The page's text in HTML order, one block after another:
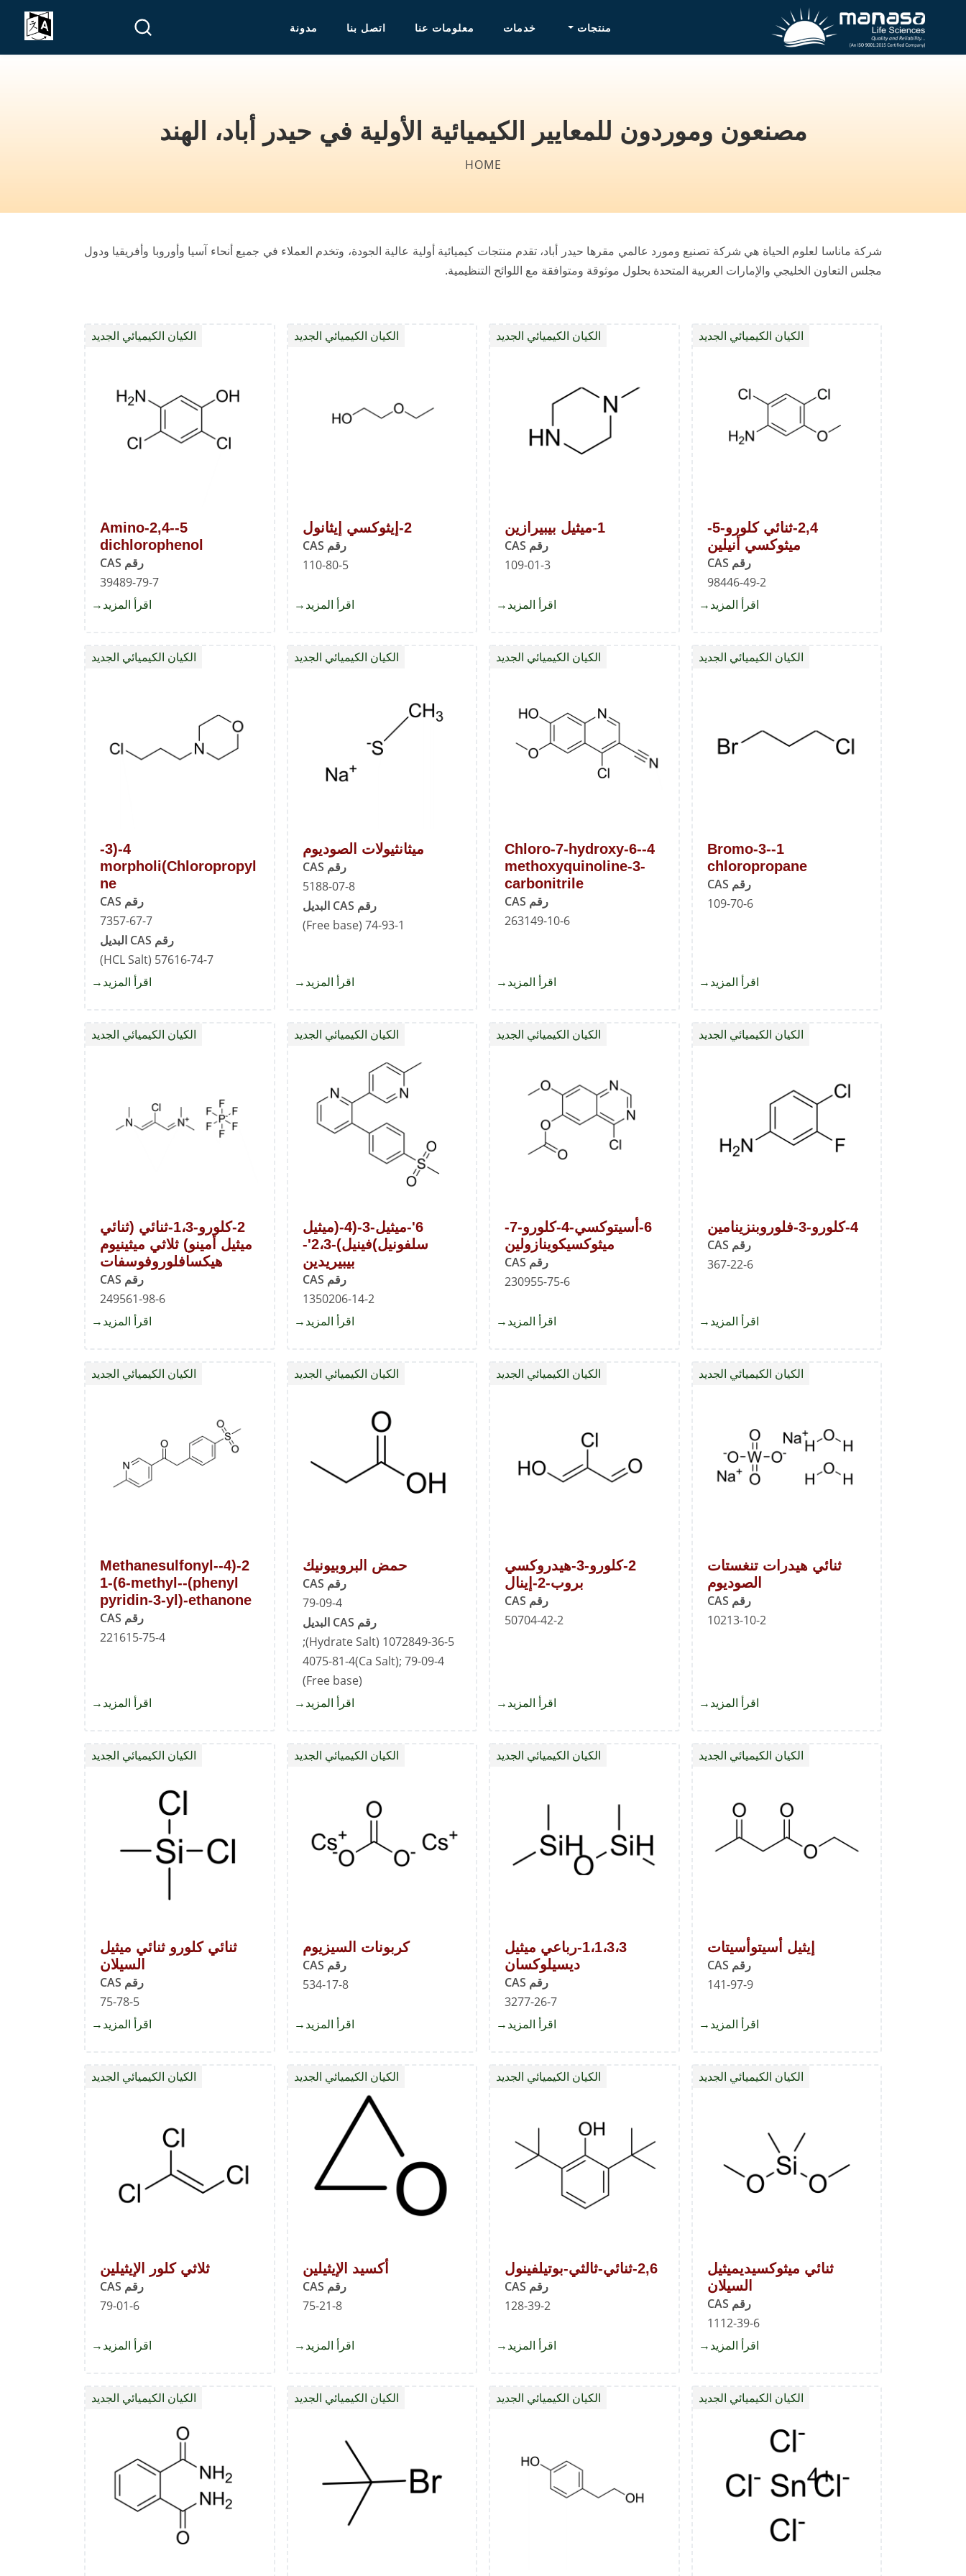
Main navigation
منتجات خدمات معلومات عنا اتصل بنا مدونة
مصنعون وموردون للمعايير الكيميائية الأولية في حيدر أباد، الهند
HOME
شركة ماناسا لعلوم الحياة هي شركة تصنيع ومورد عالمي مقرها حيدر أباد، تقدم منتجات كيميائية أولية عالية الجودة، وتخدم العملاء في جميع أنحاء آسيا وأوروبا وأفريقيا ودول
مجلس التعاون الخليجي والإمارات العربية المتحدة بحلول موثوقة ومتوافقة مع اللوائح التنظيمية.
2,4-ثنائي كلورو-5-
ميثوكسي أنيلين
رقم CAS
98446-49-2
الكيان الكيميائي الجديد
اقرأ المزيدabout
1-ميثيل بيبيرازين
رقم CAS
109-01-3
الكيان الكيميائي الجديد
اقرأ المزيدabout
بيبيرازين
2-إيثوكسي إيثانول
رقم CAS
110-80-5
الكيان الكيميائي الجديد
اقرأ المزيدabout
إيثانول
5-Amino-2,4-
dichlorophenol
رقم CAS
39489-79-7
الكيان الكيميائي الجديد
اقرأ المزيدabout
2,4-
1-Bromo-3-
chloropropane
رقم CAS
109-70-6
الكيان الكيميائي الجديد
اقرأ المزيدabout
3-
4-Chloro-7-hydroxy-6-
methoxyquinoline-3-
carbonitrile
رقم CAS
263149-10-6
الكيان الكيميائي الجديد
اقرأ المزيدabout
7-
methoxyquinoline-
ميثانثيولات الصوديوم
رقم CAS
5188-07-8
رقم CAS البديل
74-93-1 (Free base)
الكيان الكيميائي الجديد
اقرأ المزيدabout
4-(3-
Chloropropyl)morpholi
ne
رقم CAS
7357-67-7
رقم CAS البديل
57616-74-7 (HCL Salt)
الكيان الكيميائي الجديد
اقرأ المزيدabout
4-كلورو-3-فلوروبنزينامين
رقم CAS
367-22-6
الكيان الكيميائي الجديد
اقرأ المزيدabout
فلوروبنزينامين
6-أسيتوكسي-4-كلورو-7-
ميثوكسيكوينازولين
رقم CAS
230955-75-6
الكيان الكيميائي الجديد
اقرأ المزيدabout
6'-ميثيل-3-(4-(ميثيل
سلفونيل)فينيل)-2،3'-
بيبيريدين
رقم CAS
1350206-14-2
الكيان الكيميائي الجديد
اقرأ المزيدabout
(4-
2-كلورو-1،3-ثنائي (ثنائي
ميثيل أمينو) ثلاثي ميثينيوم
هيكسافلوروفوسفات
رقم CAS
249561-98-6
الكيان الكيميائي الجديد
اقرأ المزيدabout
ثنائي
ثنائي هيدرات تنغستات
الصوديوم
رقم CAS
10213-10-2
الكيان الكيميائي الجديد
اقرأ المزيدabout
تنغستات
2-كلورو-3-هيدروكسي
بروب-2-إينال
رقم CAS
50704-42-2
الكيان الكيميائي الجديد
اقرأ المزيدabout
هيدروكسي
حمض البروبيونيك
رقم CAS
79-09-4
رقم CAS البديل
1072849-36-5 (Hydrate Salt);
4075-81-4(Ca Salt); 79-09-4
(Free base)
الكيان الكيميائي الجديد
اقرأ المزيدabout
2-(4-Methanesulfonyl-
phenyl)-1-(6-methyl-
pyridin-3-yl)-ethanone
رقم CAS
221615-75-4
الكيان الكيميائي الجديد
اقرأ المزيدabout
Methanesulfonyl-
إيثيل أسيتوأسيتات
رقم CAS
141-97-9
الكيان الكيميائي الجديد
اقرأ المزيدabout
1،1،3،3-رباعي ميثيل
ديسيلوكسان
رقم CAS
3277-26-7
الكيان الكيميائي الجديد
اقرأ المزيدabout
ميثيل
كربونات السيزيوم
رقم CAS
534-17-8
الكيان الكيميائي الجديد
اقرأ المزيدabout
ثنائي كلورو ثنائي ميثيل
السيلان
رقم CAS
75-78-5
الكيان الكيميائي الجديد
اقرأ المزيدabout
ثنائي
ثنائي ميثوكسيديميثيل
السيلان
رقم CAS
1112-39-6
الكيان الكيميائي الجديد
اقرأ المزيدabout
السيلان
2,6-ثنائي-ثالثي-بوتيلفينول
رقم CAS
128-39-2
الكيان الكيميائي الجديد
اقرأ المزيدabout
ثالثي-
أكسيد الإيثيلين
رقم CAS
75-21-8
الكيان الكيميائي الجديد
اقرأ المزيدabout
ثلاثي كلور الإيثيلين
رقم CAS
79-01-6
الكيان الكيميائي الجديد
اقرأ المزيدabout
الإيثيلين
الكيان الكيميائي الجديد الكيان الكيميائي الجديد الكيان الكيميائي الجديد الكيان الكيميائي الجديد